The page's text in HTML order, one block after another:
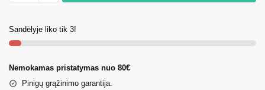
Sandėlyje liko tik 3!
Nemokamas pristatymas nuo 80€
Pinigų grąžinimo garantija.